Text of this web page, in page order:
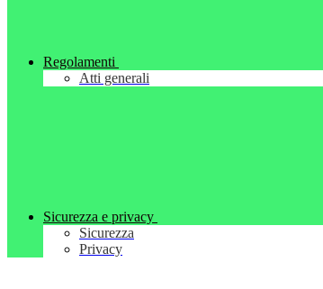
Regolamenti
Atti generali
Sicurezza e privacy
Sicurezza
Privacy